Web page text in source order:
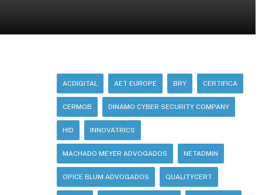
ACDIGITAL AET EUROPE BRY CERTIFICA
CERMOB DINAMO CYBER SECURITY COMPANY
HID INNOVATRICS
MACHADO MEYER ADVOGADOS NETADMIN
OPICE BLUM ADVOGADOS QUALITYCERT